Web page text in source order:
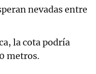
nevadas entre
la cota podría
metros.